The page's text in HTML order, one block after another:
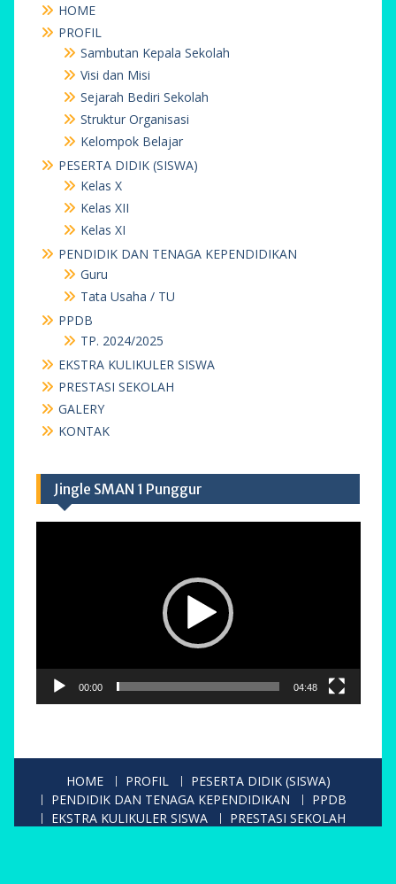
HOME
PROFIL
Sambutan Kepala Sekolah
Visi dan Misi
Sejarah Bediri Sekolah
Struktur Organisasi
Kelompok Belajar
PESERTA DIDIK (SISWA)
Kelas X
Kelas XII
Kelas XI
PENDIDIK DAN TENAGA KEPENDIDIKAN
Guru
Tata Usaha / TU
PPDB
TP. 2024/2025
EKSTRA KULIKULER SISWA
PRESTASI SEKOLAH
GALERY
KONTAK
Jingle SMAN 1 Punggur
00:00 04:48
HOME PROFIL
PESERTA DIDIK (SISWA)
PENDIDIK DAN TENAGA KEPENDIDIKAN
PPDB
EKSTRA KULIKULER SISWA
PRESTASI SEKOLAH